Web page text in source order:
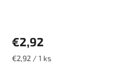
€2,92
Jednotková
€2,92 / 1 ks